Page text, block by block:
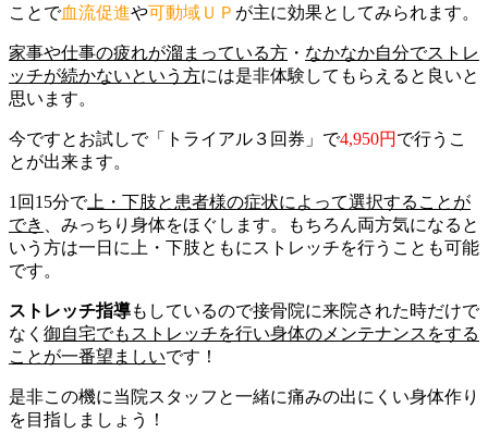
ことで血流促進や可動域ＵＰ が主に効果としてみられます。
家事や仕事の疲れが溜まっている方 ・ なかなか自分でストレ
ッチが続かないという方には是非体験してもらえると良いと
思います。
今ですとお試しで「トライアル３回券」で4,950円 で行うこ
とが出来ます。
1回15分で上・下肢と患者様の症状によって選択することが
でき
、みっちり身体をほぐします。もちろん両方気になると
いう方は一日に上・下肢ともにストレッチを行うことも可能
です。
ストレッチ指導もしているので接骨院に来院された時だけで
なく 御自宅でもストレッチを行い身体のメンテナンスをする
ことが一番望ましいです！
是非この機に当院スタッフと一緒に痛みの出にくい身体作り
を目指しましょう！